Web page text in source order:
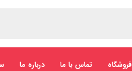
فروشگاه تماس با ما درباره ما